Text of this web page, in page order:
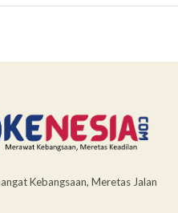
Kebangsaan, Meretas Jalan